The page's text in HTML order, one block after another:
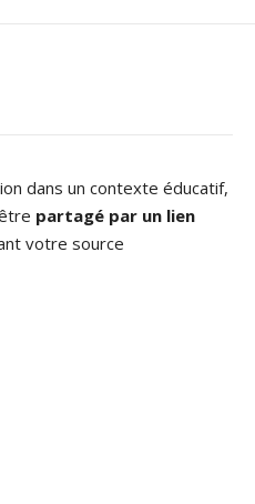
dans un contexte éducatif,
partagé par un lien
votre source